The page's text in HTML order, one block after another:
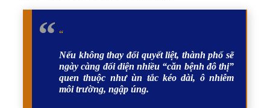
“
Nếu không thay đổi quyết liệt, thành phố sẽ
ngày càng đối diện nhiều “căn bệnh đô thị”
quen thuộc như ùn tắc kéo dài, ô nhiễm
môi trường, ngập úng.